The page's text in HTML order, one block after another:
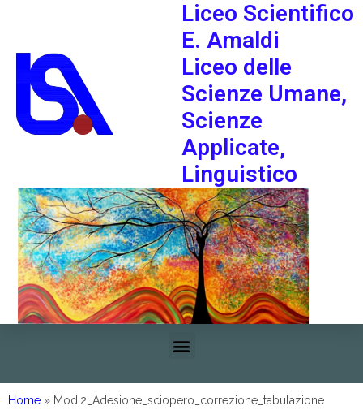
Liceo Scientifico
E. Amaldi
Liceo delle
Scienze Umane,
Scienze
Applicate,
Linguistico
Home » Mod.2_Adesione_sciopero_correzione_tabulazione